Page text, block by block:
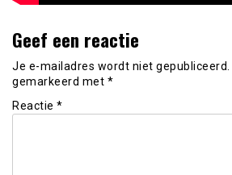
Geef een reactie
Je e-mailadres wordt niet gepubliceerd.
gemarkeerd met *
Reactie *